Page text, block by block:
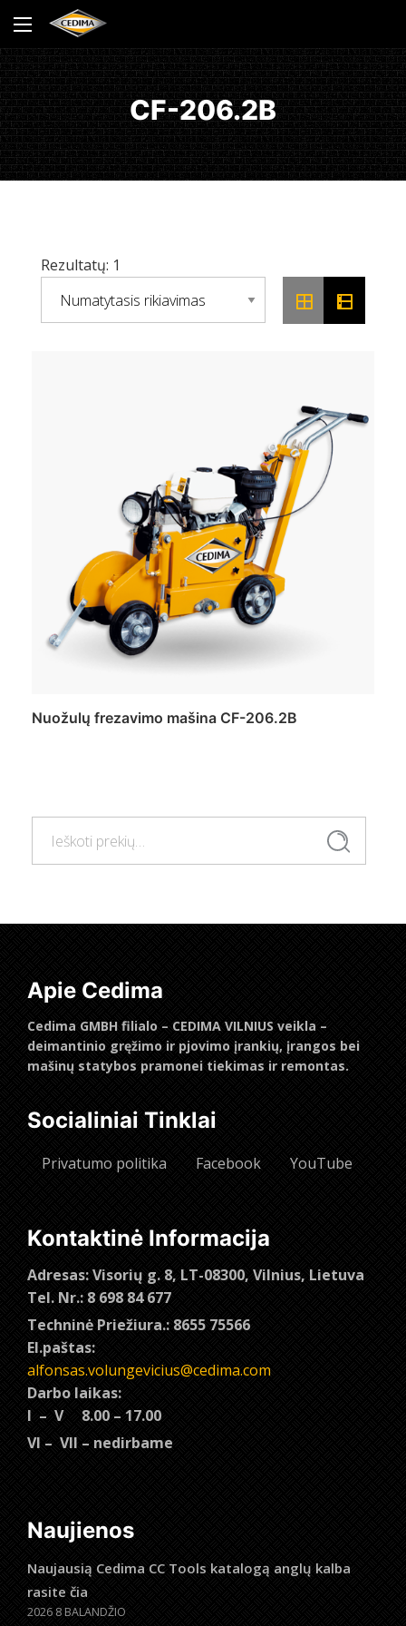
CF-206.2B
Ieškoti
Rezultatų: 1
Nuožulų frezavimo mašina CF-206.2B
Apie Cedima
Cedima GMBH filialo – CEDIMA VILNIUS veikla –
deimantinio gręžimo ir pjovimo įrankių, įrangos bei
mašinų statybos pramonei tiekimas ir remontas.
Socialiniai Tinklai
Privatumo politika Facebook YouTube
Kontaktinė Informacija
Adresas: Visorių g. 8, LT-08300, Vilnius, Lietuva
Tel. Nr.: 8 698 84 677
Techninė Priežiura.: 8655 75566
El.paštas:
alfonsas.volungevicius@cedima.com
Darbo laikas:
I – V 8.00 – 17.00
VI – VII – nedirbame
Naujienos
Naujausią Cedima CC Tools katalogą anglų kalba
rasite čia
2026 8 BALANDŽIO